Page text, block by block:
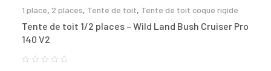
1 place, 2 places, Tente de toit, Tente de toit coque rigide
Tente de toit 1/2 places – Wild Land Bush Cruiser Pro
140 V2